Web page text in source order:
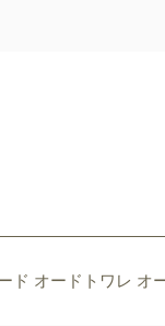
ド オードトワレ オ